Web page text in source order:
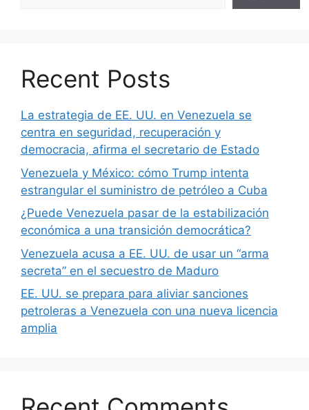
Recent Posts
La estrategia de EE. UU. en Venezuela se
centra en seguridad, recuperación y
democracia, afirma el secretario de Estado
Venezuela y México: cómo Trump intenta
estrangular el suministro de petróleo a Cuba
¿Puede Venezuela pasar de la estabilización
económica a una transición democrática?
Venezuela acusa a EE. UU. de usar un “arma
secreta” en el secuestro de Maduro
EE. UU. se prepara para aliviar sanciones
petroleras a Venezuela con una nueva licencia
amplia